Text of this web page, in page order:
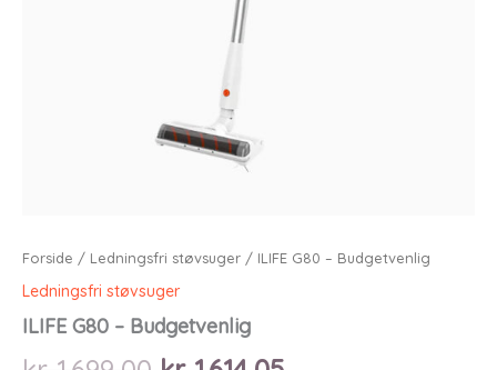
Forside / Ledningsfri støvsuger / ILIFE G80 – Budgetvenlig
Ledningsfri støvsuger
ILIFE G80 – Budgetvenlig